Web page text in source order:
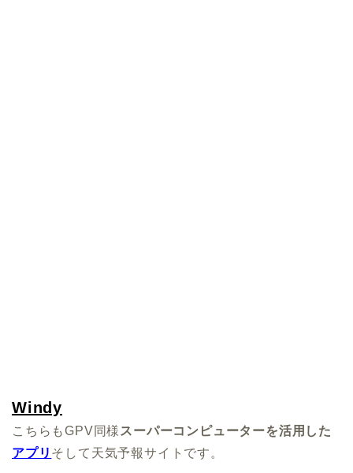
Windy
こちらもGPV 同様スーパーコンピューターを活用した
アプリ そして天気予報サイトです。